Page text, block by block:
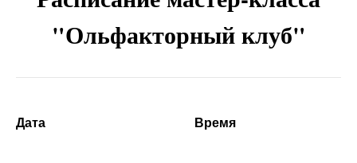
"Ольфакторный клуб"
Дата Время